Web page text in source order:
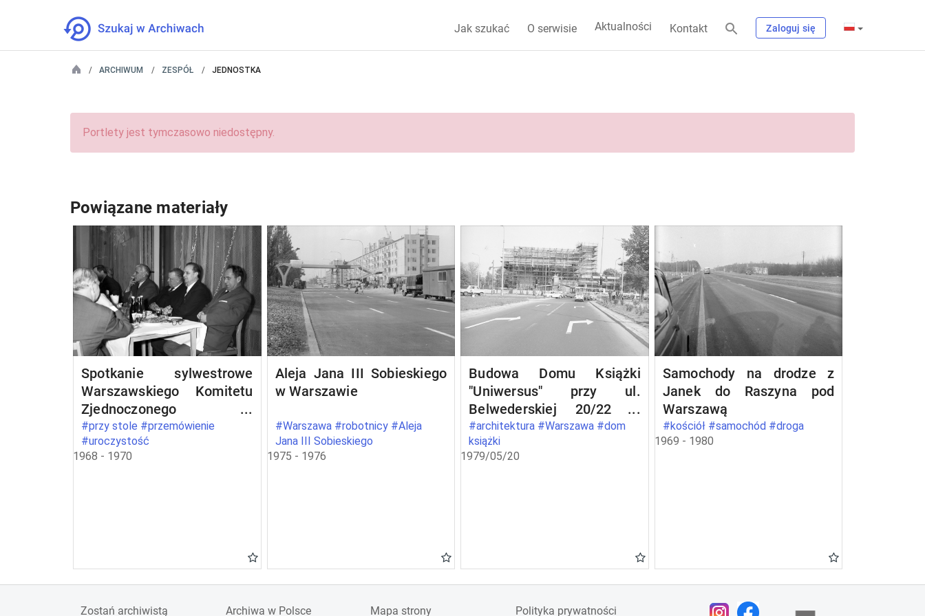
Jak szukać O serwisie Aktualności Kontakt Zaloguj się
ARCHIWUM ZESPÓŁ JEDNOSTKA
Portlety jest tymczasowo niedostępny.
Powiązane materiały
Spotkanie sylwestrowe
Warszawskiego Komitetu
Zjednoczonego
Stronnictwa Ludowego w
Warszawie
#przy stole #przemówienie
#uroczystość
1968 - 1970
Aleja Jana III Sobieskiego
w Warszawie
#Warszawa #robotnicy #Aleja
Jana III Sobieskiego
1975 - 1976
Budowa Domu Książki
"Uniwersus" przy ul.
Belwederskiej 20/22 w
Warszawie
#architektura #Warszawa #dom
książki
1979/05/20
Samochody na drodze z
Janek do Raszyna pod
Warszawą
#kościół #samochód #droga
1969 - 1980
Zostań archiwistą Archiwa w Polsce Mapa strony Polityka prywatności